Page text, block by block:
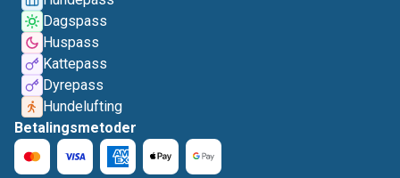
Dagspass
Huspass
Kattepass
Dyrepass
Hundelufting
Betalingsmetoder